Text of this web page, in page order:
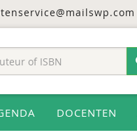
DOCENTEN